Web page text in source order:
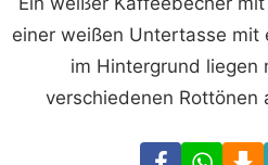
einer weißen Untertasse mit
im Hintergrund liegen
verschiedenen Rottönen
Facebook